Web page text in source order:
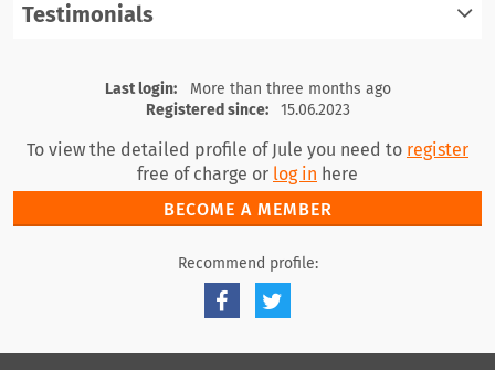
Testimonials
log in
Last login:
More than three months ago
Registered since:
15.06.2023
To view the detailed profile of Jule you need to register
free of charge or log in here
BECOME A MEMBER
Recommend profile: